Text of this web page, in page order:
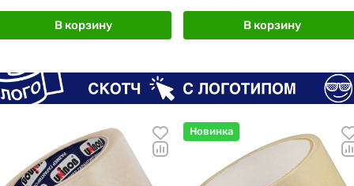
В корзину В корзину
Новинка